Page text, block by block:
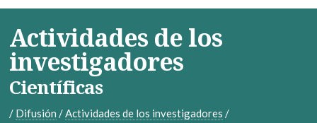
Actividades de los
investigadores
Científicas
/ Difusión /Actividades de los investigadores /